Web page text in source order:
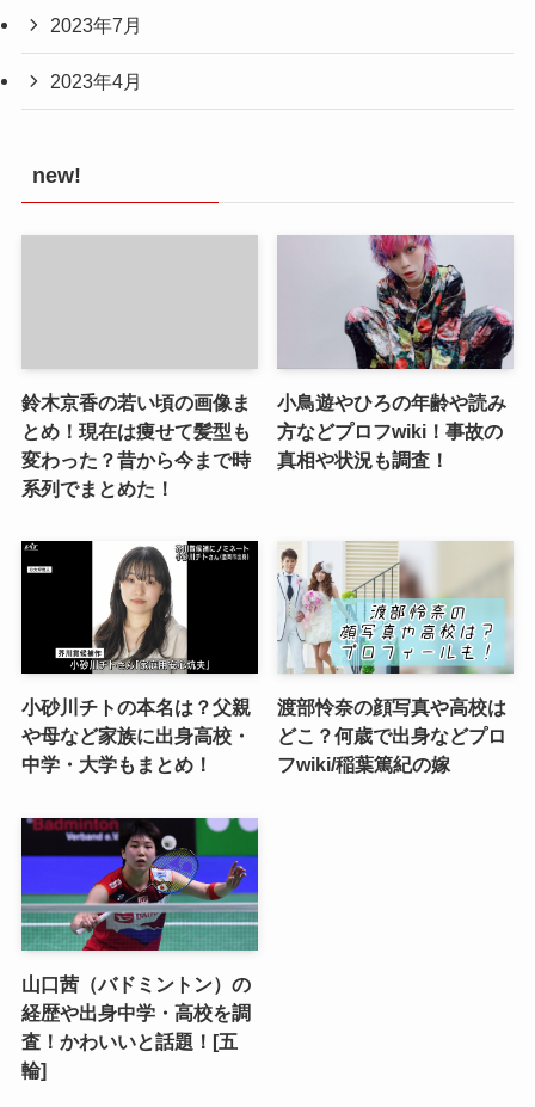
2023年7月
2023年4月
new!
鈴木京香の若い頃の画像ま
とめ！現在は痩せて髪型も
変わった？昔から今まで時
系列でまとめた！
小鳥遊やひろの年齢や読み
方などプロフwiki！事故の
真相や状況も調査！
小砂川チトの本名は？父親
や母など家族に出身高校・
中学・大学もまとめ！
渡部怜奈の顔写真や高校は
どこ？何歳で出身などプロ
フwiki/稲葉篤紀の嫁
山口茜（バドミントン）の
経歴や出身中学・高校を調
査！かわいいと話題！[五
輪]